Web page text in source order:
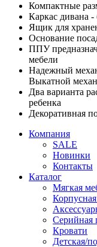
Компактные
Каркас дивана -
Ящик для
Основание
ППУ
мебели
Надежный
Выкатной
Два варианта
ребенка
Декоративная
Компания
SALE
Новинки
Контакты
Каталог
Мягкая
Серийная
Кровати
Детская/